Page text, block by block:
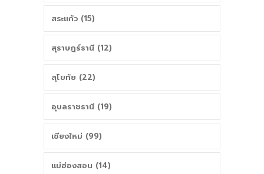
สระแก้ว (15)
สุราษฎร์ธานี (12)
สุโขทัย (22)
อุบลราชธานี (19)
เชียงใหม่ (99)
แม่ฮ่องสอน (14)